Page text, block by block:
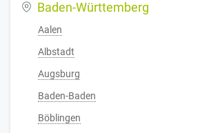
Baden-Württemberg
Aalen
Albstadt
Augsburg
Baden-Baden
Böblingen